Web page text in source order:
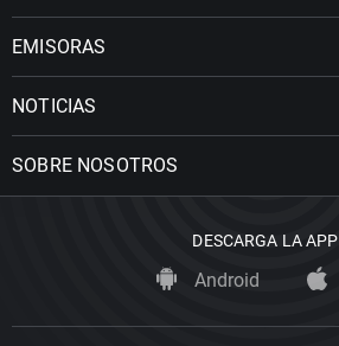
EMISORAS
NOTICIAS
SOBRE NOSOTROS
DESCARGA LA APP
Android